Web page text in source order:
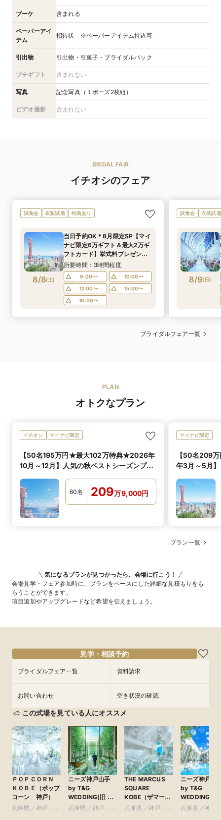
ブーケ 含まれる
ペーパーアイ
テム
招待状 ※ペーパーアイテム持込可
引出物 引出物・引菓子・ブライダルバック
プチギフト 含まれない
写真 記念写真（１ポーズ2枚組）
ビデオ撮影 含まれない
BRIDAL FAIR
イチオシのフェア
試食会 衣装試着 特典あり
8/8(土)
当日予約OK＊8月限定SP【マイ
ナビ限定6万ギフト＆最大2万ギ
フトカード】挙式料プレゼント&
ドレス1着無料×最大150万特典
◎ミシュランキー獲得★豪華4
万コース試食＆新作ドレス試着♪
所要時間：3時間程度
9:00〜
10:00〜
12:00〜
15:00〜
16:00〜
試食会 衣装試着
8/9(日)
ブライダルフェア一覧
PLAN
オトクなプラン
イチオシ マイナビ限定
【50名195万円★最大102万特典★2026年
10月～12月】人気の秋ベストシーズンプラ
60名 209万9,000円
マイナビ限定
【50名209
年3月～5月
プラン一覧
気になるプランが見つかったら、会場に行こう！
会場見学・フェア参加時に、プランをベースにした詳細な見積もりをも
らうことができます。
項目追加やアップグレードなど希望を伝えましょう。
見学・相談予約
ブライダルフェア一覧 資料請求
お問い合わせ 空き状況の確認
この式場を見ている人にオススメ
ＰＯＰＣＯＲＮ
ＫＯＢＥ（ポップ
コーン 神戸）
兵庫県／神戸・淡
ニーズ神戸山手
by T&G
WEDDING(旧 山
手迎賓館 神戸)
兵庫県／神戸・淡
THE MARCUS
SQUARE
KOBE（ザマーカ
ススクエアコウ
兵庫県／神戸・淡
ニーズ神戸三
by T&G
WEDDING(旧
イサイド迎賓
兵庫県／神戸